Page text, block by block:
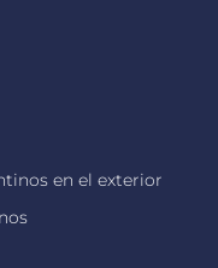
en el exterior